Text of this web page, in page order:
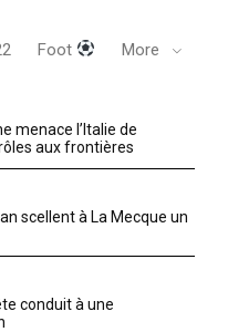
Foot More
menace l’Italie de
aux frontières
scellent à La Mecque un
conduit à une